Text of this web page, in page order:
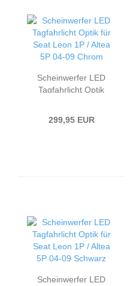
Scheinwerfer LED
Tagfahrlicht Optik
Chrom
299,95 EUR
Scheinwerfer LED